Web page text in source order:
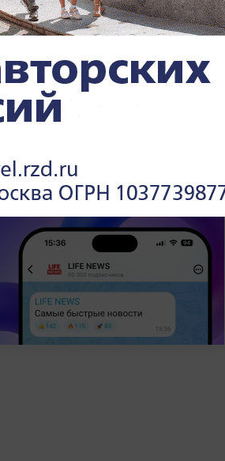
к российскому
с партнёрами из
возможного сотрудничества.
резко нарастили страны ЕС—
и бизнесе —